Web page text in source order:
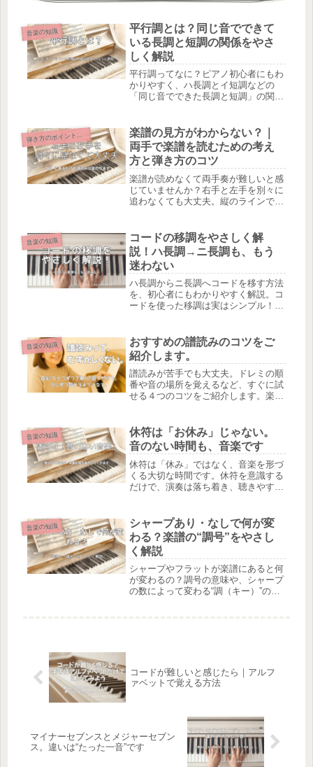
音楽の知識
平行調とは？同じ音でできて
いる長調と短調の関係をやさ
しく解説
平行調ってなに？ピアノ初心者にもわ
かりやすく、ハ長調とイ短調などの
「同じ音でできた長調と短調」の関係
弾 き方のポイント（初心者）
楽譜の見方がわからない？｜
両手で楽譜を読むための考え
方と弾き方のコツ
楽譜が読めなくて両手奏が難しいと感
じていませんか？右手と左手を別々に
追わなくても大丈夫。縦のラインで読
説します。
音楽の知識
コードの移調をやさしく解
説！ハ長調→ニ長調も、もう
迷わない
ハ長調からニ長調へコードを移す方法
を、初心者にもわかりやすく解説。コ
ードを使った移調は実はシンプル！手
音楽の知識
おすすめの譜読みのコツをご
紹介します。
譜読みが苦手でも大丈夫。ドレミの順
番や音の場所を覚えるなど、すぐに試
せる４つのコツをご紹介します。楽譜
音楽の知識
休符は「お休み」じゃない。
音のない時間も、音楽です
休符は「休み」ではなく、音楽を形づ
くる大切な時間です。休符を意識する
だけで、演奏は落ち着き、聴きやすく
音楽の知識
シャープあり・なしで何が変
わる？楽譜の“調号”をやさし
く解説
シャープやフラットが楽譜にあると何
が変わるの？調号の意味や、シャープ
の数によって変わる“調（キー）”の違
コードが難しいと感じたら｜アルフ
ァベットで覚える方法
マイナーセブンスとメジャーセブン
ス。違いは“たった一音”です